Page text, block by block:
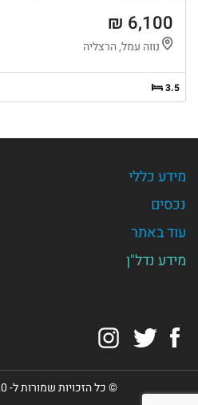
6,100 ₪
נווה עמל, הרצליה
3.5
מידע כללי
נכסים
עוד באתר
מידע נדל"ן
Facebook
Twitter
© כל הזכויות שמורות ל- Homely-Mls 2020